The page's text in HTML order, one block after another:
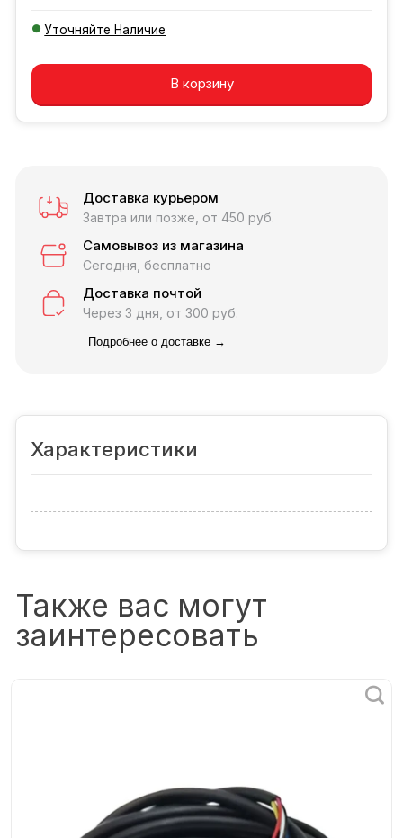
Уточняйте Наличие
Добавляется...
В корзину
Доставка курьером
Завтра или позже, от 450 руб.
Самовывоз из магазина
Сегодня, бесплатно
Доставка почтой
Через 3 дня, от 300 руб.
Подробнее о доставке →
Характеристики
Также вас могут
заинтересовать